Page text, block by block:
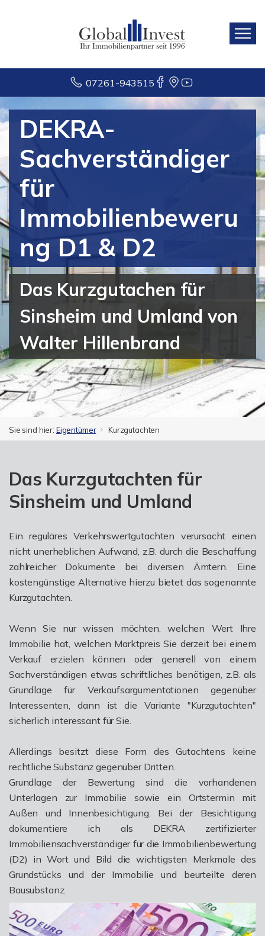
07261-943515
DEKRA-
Sachverständiger
für
Immobilienbeweru
ng D1 & D2
Das Kurzgutachen für
Sinsheim und Umland von
Walter Hillenbrand
Sie sind hier: Eigentümer Kurzgutachten
Das Kurzgutachten für
Sinsheim und Umland
Ein reguläres Verkehrswertgutachten verursacht einen
nicht unerheblichen Aufwand, z.B. durch die Beschaffung
zahlreicher Dokumente bei diversen Ämtern. Eine
kostengünstige Alternative hierzu bietet das sogenannte
Kurzgutachten.
Wenn Sie nur wissen möchten, welchen Wert Ihre
Immobilie hat, welchen Marktpreis Sie derzeit bei einem
Verkauf erzielen können oder generell von einem
Sachverständigen etwas schriftliches benötigen, z.B. als
Grundlage für Verkaufsargumentationen gegenüber
Interessenten, dann ist die Variante "Kurzgutachten"
sicherlich interessant für Sie.
Allerdings besitzt diese Form des Gutachtens keine
rechtliche Substanz gegenüber Dritten.
Grundlage der Bewertung sind die vorhandenen
Unterlagen zur Immobilie sowie ein Ortstermin mit
Außen­ und Innenbesichtigung. Bei der Besichtigung
dokumentiere ich als DEKRA zertifizierter
Immobiliensachverständiger für die Immobilienbewertung
(D2) in Wort und Bild die wichtigsten Merkmale des
Grundstücks und der Immobilie und beurteilte deren
Bausubstanz.